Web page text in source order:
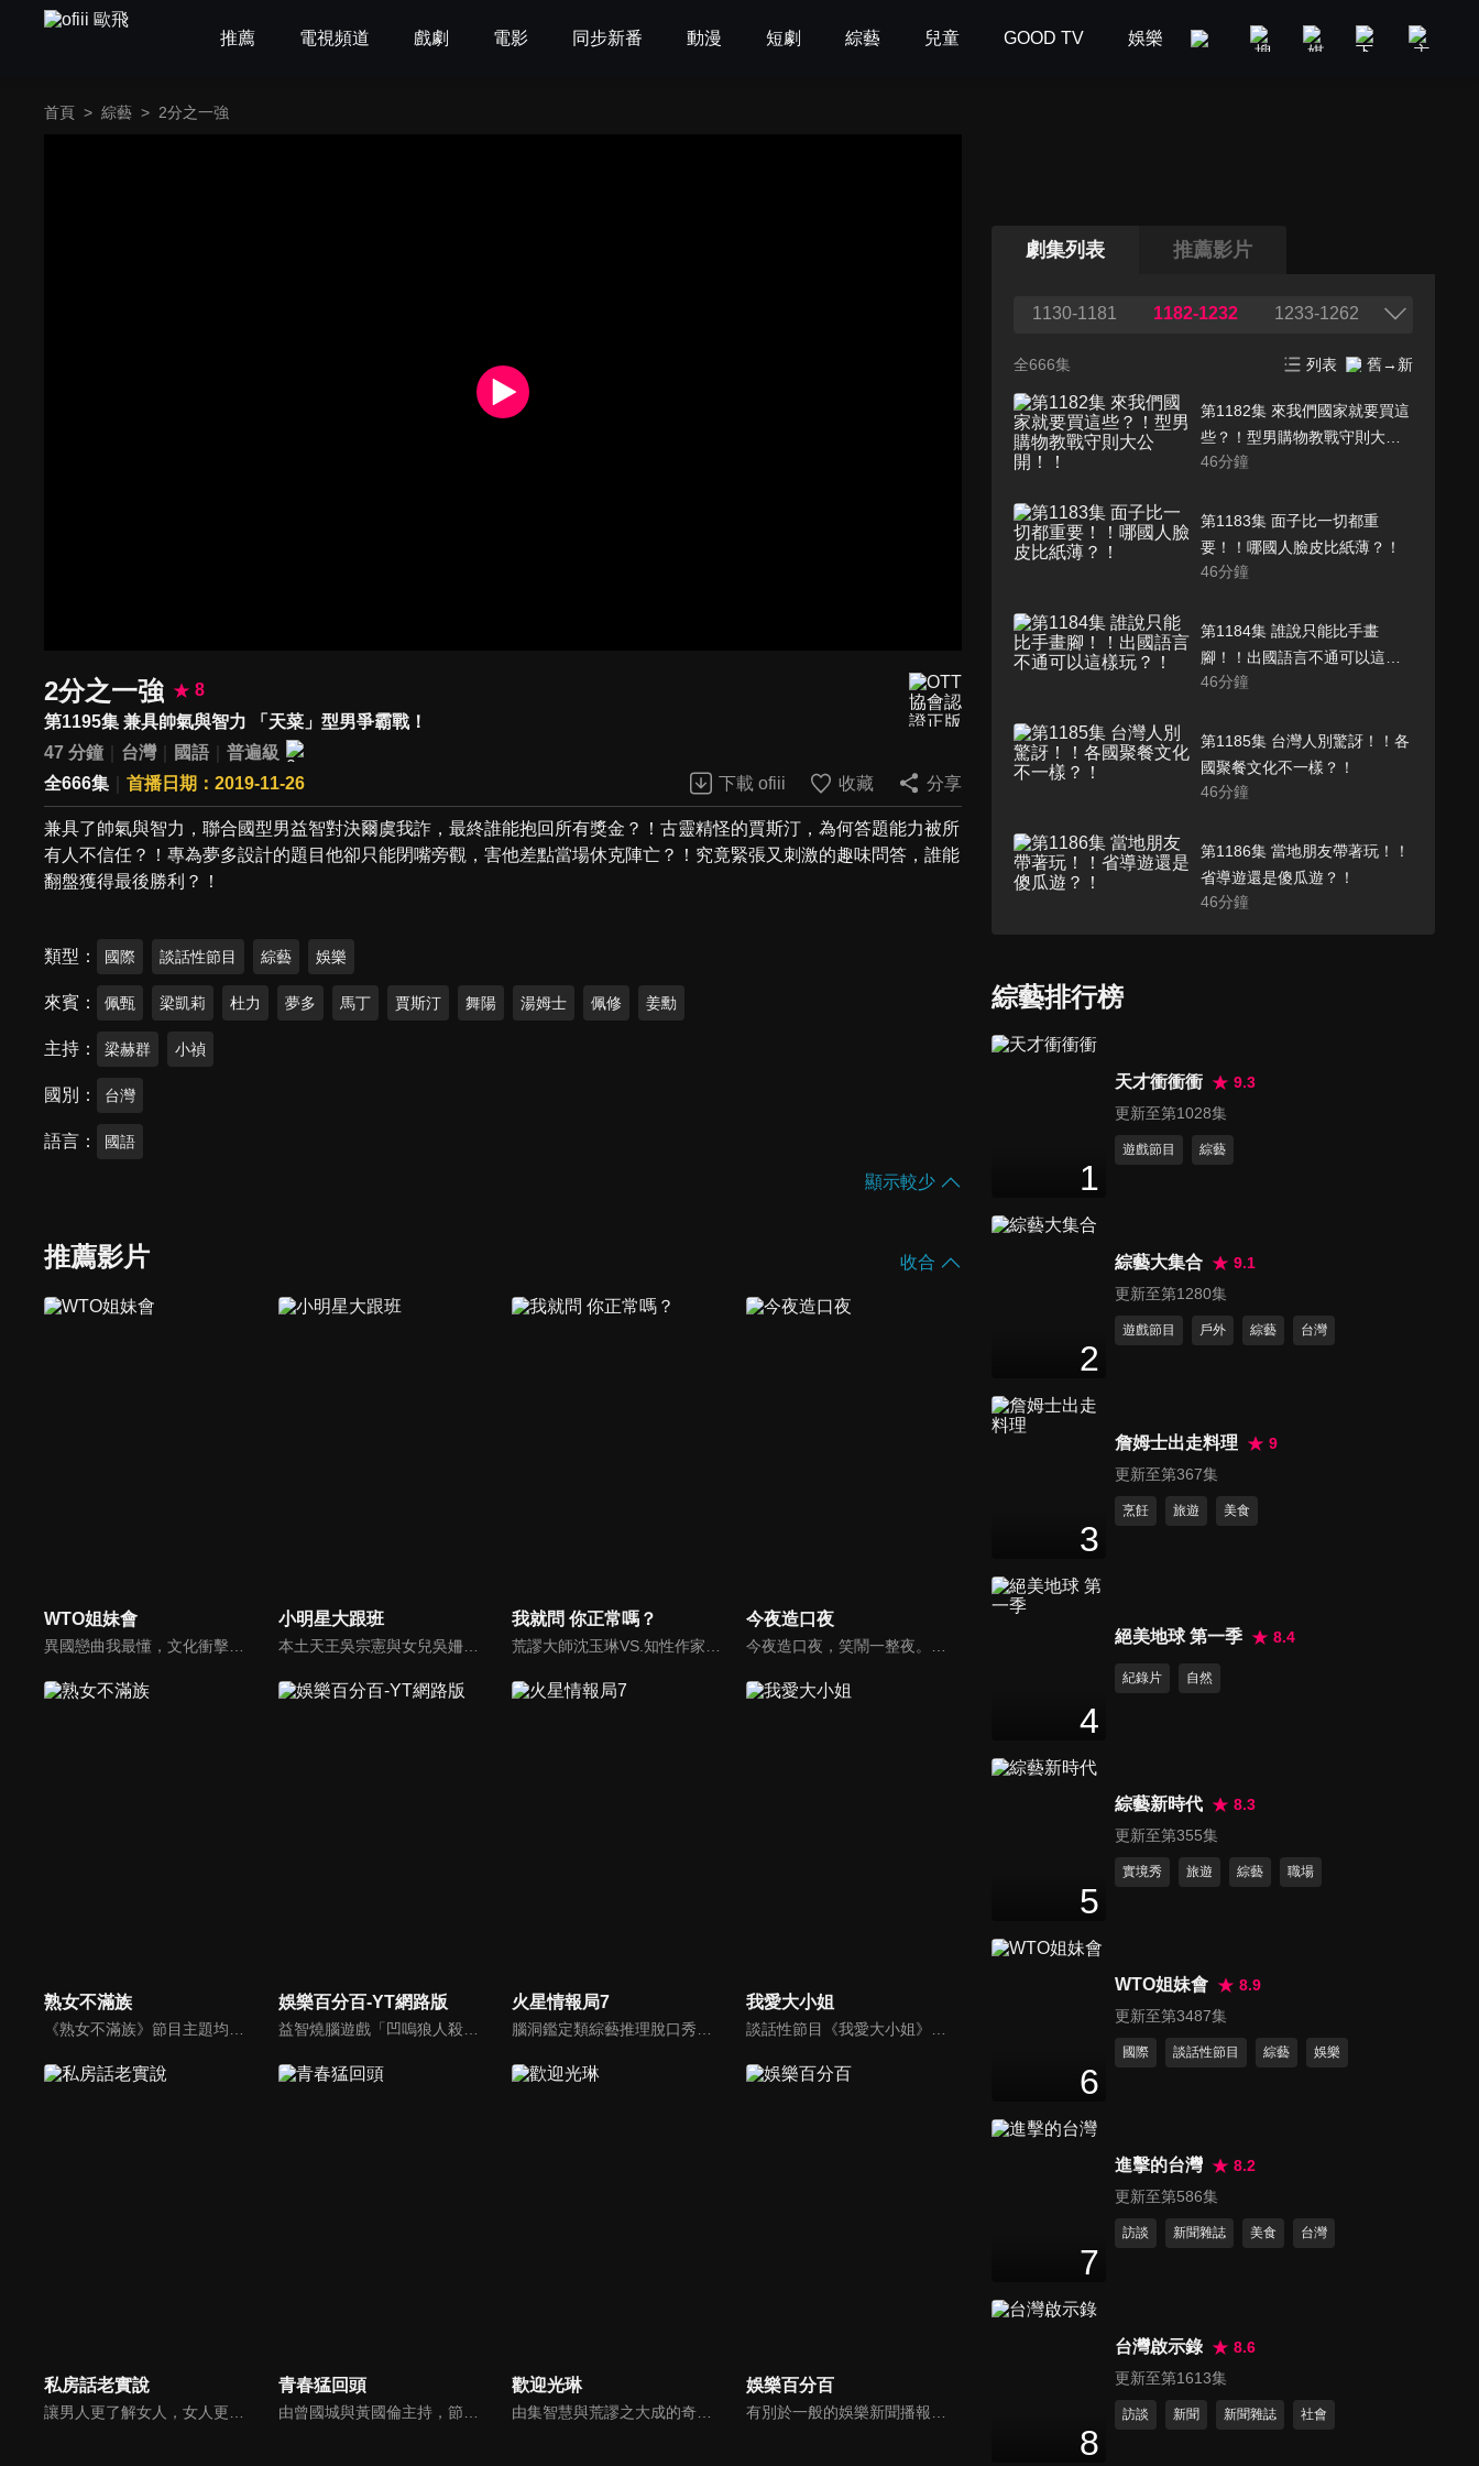
推薦 電視頻道 戲劇 電影 同步新番 動漫 短劇 綜藝 兒童 GOOD TV 娛樂 美食旅遊 新聞政論
首頁 > 綜藝 > 2分之一強
2分之一強
8
第1195集 兼具帥氣與智力 「天菜」型男爭霸戰！
47 分鐘
台灣 國語
普遍級
全666集
首播日期：2019-11-26 下載 ofiii 收藏 分享
兼具了帥氣與智力，聯合國型男益智對決爾虞我詐，最終誰能抱回所有獎金？！古靈精怪的賈斯汀，為何答題能力被所
有人不信任？！專為夢多設計的題目他卻只能閉嘴旁觀，害他差點當場休克陣亡？！究竟緊張又刺激的趣味問答，誰能
翻盤獲得最後勝利？！
類型 國際 談話性節目 綜藝 娛樂
來賓 佩甄 梁凱莉 杜力 夢多 馬丁 賈斯汀 舞陽 湯姆士 佩修 姜勳
主持 梁赫群 小禎
國別 台灣
語言 國語
顯示較少
推薦影片 收合
WTO姐妹會 小明星大跟班
本土天王吳宗憲與女兒吳姍儒（Sandy）搭檔主持，每集邀請來賓暢談演藝圈大小事，父女檔聯手笑果十足，老梗搭上新世代，最新組合強勢登場！
我就問 你正常嗎？ 今夜造口夜
熟女不滿族 娛樂百分百-YT網路版
益智燒腦遊戲「凹嗚狼人殺」激發你的邏輯推理能力，偶像巨星雲集，全球娛樂資訊，一手掌握不脫節！2025全新升級改版，盡在《娛樂百分百-YT網路版》！
火星情報局7 我愛大小姐
私房話老實說
讓男人更了解女人，女人更了解自己 ，揭密女性私房話，讓療癒專家教你更愛自己！由于美人和納豆攜手主持，更多你想知道的女性私密話題都在《私房話老實說》。
青春猛回頭
由曾國城與黃國倫主持，節目中邀請20位20歲以下青少年組成青春團，另一邊則為年紀相較成熟的藝人來賓為不老團，每集分別就一件青少年必定遇見的事件討論，看兩個不同年代的人們，所擁有的不同看法與立場。帶領讓觀眾一起回到那些年的青春歲月！
歡迎光琳
由集智慧與荒謬之大成的奇葩大叔-沈玉琳與話鋒大膽的俏麗甜心-范乙霏(Albee)共同主持。餐桌上趣味橫生，檯面下爾虞我詐，五花八門的另類話題，層出不窮的驚奇爆點，此起彼落的嘻笑怒罵聲道盡人生悲歡離合。邊吃邊聊，將美味與趣味完美結合的吃播新模式。歡迎光琳，敬邀您大駕觀琳！
娛樂百分百
有別於一般的娛樂新聞播報，透過遊戲、粉絲互動認識大明星們的真性情，歌唱單元讓你享受歌手們天籟般的歌聲，各式專題報導是為最佳懶人包，掌握最新娛樂動態，求新求變的節目單元刺激你的感官、滿足你的視覺，帶給你滿滿的歡笑，洗去整日的疲憊！
劇集列表 推薦影片
1130-1181 1182-1232 1233-1262
全666集 列表 舊→新
第1182集 來我們國家就要買這
些？！型男購物教戰守則大公
開！！
46分鐘
第1183集 面子比一切都重
要！！哪國人臉皮比紙薄？！
46分鐘
第1184集 誰說只能比手畫
腳！！出國語言不通可以這樣
玩？！
46分鐘
第1185集 台灣人別驚訝！！各
國聚餐文化不一樣？！
46分鐘
第1186集 當地朋友帶著玩！！
省導遊還是傻瓜遊？！
46分鐘
第1194集 小心！你家也是這樣
開！
46分鐘
第1196集 台灣人愛說場面話！
46 分鐘
47分鐘
第1198集 地勤沒有說的秘密！
書？各國型男常識大會考！
46
第1201集 想搶便宜趁現在？各
國冬季旅遊全攻略！
光？型男教你出國不怕被坑
第1213集 這些傳說竟真實存
第1214集 誰說老外到哪都吃
香？！各國對待外國人態度不
一樣！
47
第1216集 是虛有其表還是真天
才？老外智力鬥爭搶輸贏！
綜藝排行榜
1
天才衝衝衝
9.3
更新至第1028集
遊戲節目 綜藝
2
綜藝大集合
9.1
更新至第1280集
遊戲節目 戶外 綜藝 台灣
3
詹姆士出走料理
9
更新至第367集
烹飪 旅遊 美食
4
絕美地球 第一季 8.4
紀錄片 自然
5
綜藝新時代
8.3
更新至第355集
實境秀 旅遊 綜藝 職場
6
WTO姐妹會
8.9
更新至第3487集
國際 談話性節目 綜藝 娛樂
7
進擊的台灣
8.2
更新至第586集
訪談 新聞雜誌 美食 台灣
8
台灣啟示錄
8.6
更新至第1613集
訪談 新聞 新聞雜誌 社會